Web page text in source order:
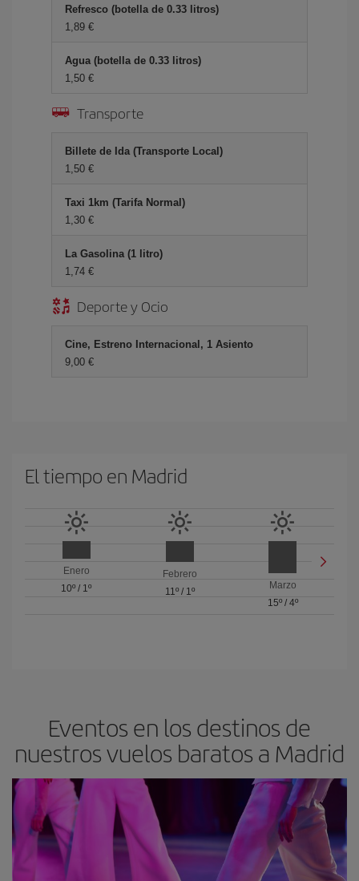
Refresco (botella de 0.33 litros)
1,89 €
Agua (botella de 0.33 litros)
1,50 €
Transporte
Billete de Ida (Transporte Local)
1,50 €
Taxi 1km (Tarifa Normal)
1,30 €
La Gasolina (1 litro)
1,74 €
Deporte y Ocio
Cine, Estreno Internacional, 1 Asiento
9,00 €
El tiempo en Madrid
Enero
10º / 1º
Febrero
11º/ 1º
Marzo
15º/ 4º
Eventos en los destinos de
nuestros vuelos baratos a Madrid